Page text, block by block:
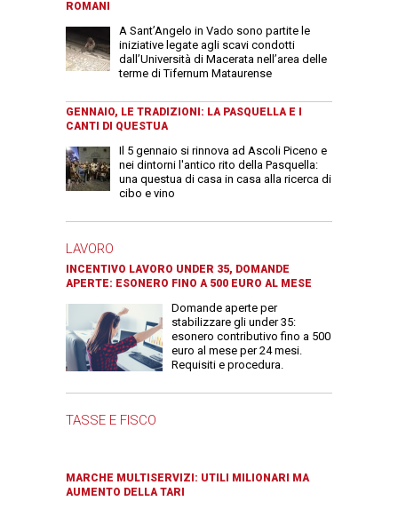
ROMANI
A Sant’Angelo in Vado sono partite le
iniziative legate agli scavi condotti
dall’Università di Macerata nell’area delle
terme di Tifernum Mataurense
GENNAIO, LE TRADIZIONI: LA PASQUELLA E I
CANTI DI QUESTUA
Il 5 gennaio si rinnova ad Ascoli Piceno e
nei dintorni l'antico rito della Pasquella:
una questua di casa in casa alla ricerca di
cibo e vino
LAVORO
INCENTIVO LAVORO UNDER 35, DOMANDE
APERTE: ESONERO FINO A 500 EURO AL MESE
Domande aperte per
stabilizzare gli under 35:
esonero contributivo fino a 500
euro al mese per 24 mesi.
Requisiti e procedura.
TASSE E FISCO
MARCHE MULTISERVIZI: UTILI MILIONARI MA
AUMENTO DELLA TARI